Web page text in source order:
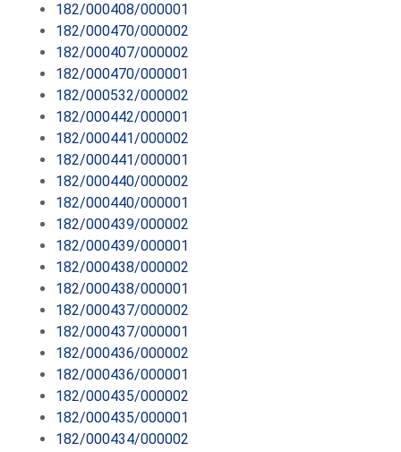
182/000408/000001
182/000470/000002
182/000407/000002
182/000470/000001
182/000532/000002
182/000442/000001
182/000441/000002
182/000441/000001
182/000440/000002
182/000440/000001
182/000439/000002
182/000439/000001
182/000438/000002
182/000438/000001
182/000437/000002
182/000437/000001
182/000436/000002
182/000436/000001
182/000435/000002
182/000435/000001
182/000434/000002